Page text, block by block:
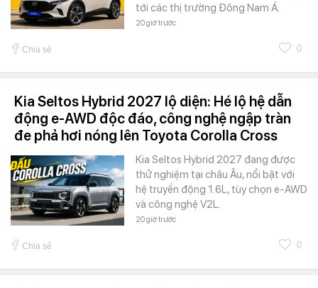
tới các thị trường Đông Nam Á.
20 giờ trước
Chia sẻ 0
Kia Seltos Hybrid 2027 lộ diện: Hé lộ hệ dẫn
động e-AWD độc đáo, công nghệ ngập tràn
đe phả hơi nóng lên Toyota Corolla Cross
Kia Seltos Hybrid 2027 đang được
thử nghiệm tại châu Âu, nổi bật với
hệ truyền động 1.6L, tùy chọn e-AWD
và công nghệ V2L.
20 giờ trước
Chia sẻ 0